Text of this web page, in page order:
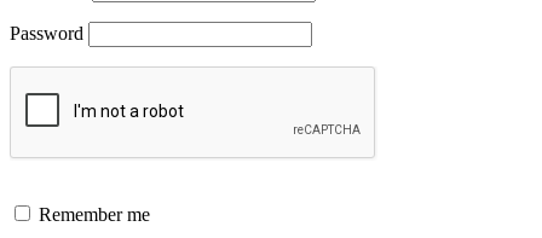
Password
Remember me